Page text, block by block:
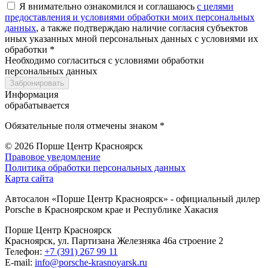
Я внимательно ознакомился и соглашаюсь с целями
предоставления и условиями обработки моих персональных
данных, а также подтверждаю наличие согласия субъектов
иных указанных мной персональных данных с условиями их
обработки *
Необходимо согласиться с условиями обработки
персональных данных
Забронировать
Информация
обрабатывается
Обязательные поля отмечены знаком *
© 2026 Порше Центр Красноярск
Правовое уведомление
Политика обработки персональных данных
Карта сайта
Автосалон «Порше Центр Красноярск» - официальный дилер
Porsche в Красноярском крае и Республике Хакасия
Порше Центр Красноярск
Красноярск, ул. Партизана Железняка 46а строение 2
Телефон: +7 (391) 267 99 11
E-mail: info@porsche-krasnoyarsk.ru